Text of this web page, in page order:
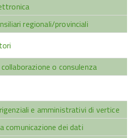
regionali/provinciali
o consulenza
e amministrativi di vertice
comunicazione dei dati